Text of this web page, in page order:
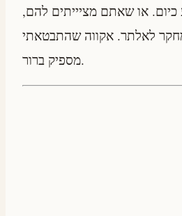
או שאתם מציייתים להם,
לאלתר. אקווה שהתבטאתי
מספיק ברור.